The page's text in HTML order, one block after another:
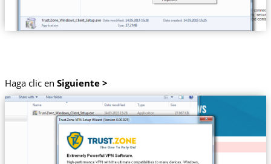
Haga clic en Siguiente >